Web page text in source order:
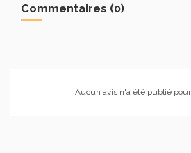
Commentaires (0)
Aucun avis n'a été publié